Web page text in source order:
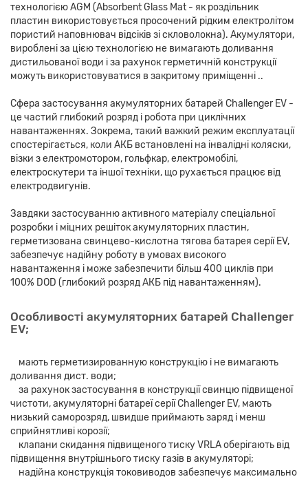
технологією AGM (Absorbent Glass Mat - як роздільник
пластин використовується просочений рідким електролітом
пористий наповнювач відсіків зі скловолокна). Акумулятори,
вироблені за цією технологією не вимагають доливання
дистильованої води і за рахунок герметичній конструкції
можуть використовуватися в закритому приміщенні ..
Сфера застосування акумуляторних батарей Challenger EV -
це частий глибокий розряд і робота при циклічних
навантаженнях. Зокрема, такий важкий режим експлуатації
спостерігається, коли АКБ встановлені на інвалідні коляски,
візки з електромотором, гольфкар, електромобілі,
електроскутери та іншої техніки, що рухається працює від
електродвигунів.
Завдяки застосуванню активного матеріалу спеціальної
розробки і міцних решіток акумуляторних пластин,
герметизована свинцево-кислотна тягова батарея серії EV,
забезпечує надійну роботу в умовах високого
навантаження і може забезпечити більш 400 циклів при
100% DOD (глибокий розряд АКБ під навантаженням).
Особливості акумуляторних батарей Challenger
EV;
мають герметизированную конструкцію і не вимагають
доливання дист. води;
за рахунок застосування в конструкції свинцю підвищеної
чистоти, акумуляторні батареї серії Challenger EV, мають
низький саморозряд, швидше приймають заряд і менш
сприйнятливі корозії;
клапани скидання підвищеного тиску VRLA оберігають від
підвищення внутрішнього тиску газів в акумуляторі;
надійна конструкція токовиводов забезпечує максимально